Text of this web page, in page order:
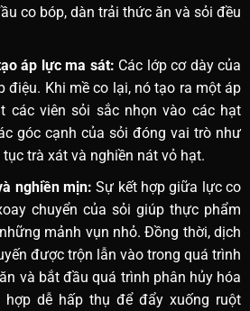
co bóp, dàn trải thức ăn và sỏi đều
áp lực ma sát: Các lớp cơ dày của
điệu. Khi mề co lại, nó tạo ra một áp
các viên sỏi sắc nhọn vào các hạt
góc cạnh của sỏi đóng vai trò như
trà xát và nghiền nát vỏ hạt.
nghiền mịn: Sự kết hợp giữa lực co
chuyển của sỏi giúp thực phẩm
mảnh vụn nhỏ. Đồng thời, dịch
được trộn lẫn vào trong quá trình
và bắt đầu quá trình phân hủy hóa
hợp dễ hấp thụ để đẩy xuống ruột